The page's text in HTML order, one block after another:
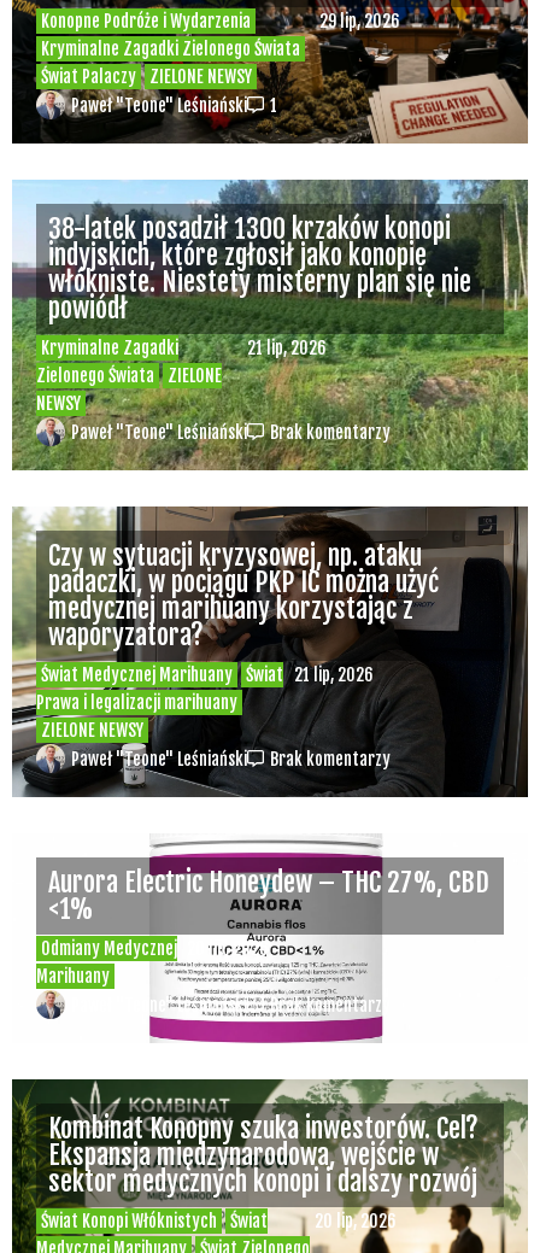
Konopne Podróże i Wydarzenia
Kryminalne Zagadki Zielonego Świata
Świat Palaczy
ZIELONE NEWSY
29 lip, 2026
Paweł "Teone" Leśniański 1
Kryminalne Zagadki
Zielonego Świata
ZIELONE
NEWSY
21 lip, 2026
38-latek posadził 1300 krzaków konopi
indyjskich, które zgłosił jako konopie
włókniste. Niestety misterny plan się nie
powiódł
Paweł "Teone" Leśniański Brak komentarzy
Świat Medycznej Marihuany
Świat
Prawa i legalizacji marihuany
ZIELONE NEWSY
21 lip, 2026
Czy w sytuacji kryzysowej, np. ataku
padaczki, w pociągu PKP IC można użyć
medycznej marihuany korzystając z
waporyzatora?
Paweł "Teone" Leśniański Brak komentarzy
Odmiany Medycznej
Marihuany
20 lip, 2026
Aurora Electric Honeydew – THC 27%, CBD
<1%
Paweł "Teone" Leśniański Brak komentarzy
Świat Konopi Włóknistych
Świat
20 lip, 2026
Kombinat Konopny szuka inwestorów. Cel?
Ekspansja międzynarodowa, wejście w
sektor medycznych konopi i dalszy rozwój